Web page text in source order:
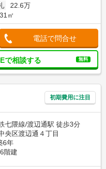
22.6万
㎡
電話で問合せ
で相談する 無料
初期費用に注目
七隈線/渡辺通駅 徒歩3分
央区渡辺通４丁目
6年
階建